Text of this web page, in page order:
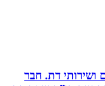
דת. חבר